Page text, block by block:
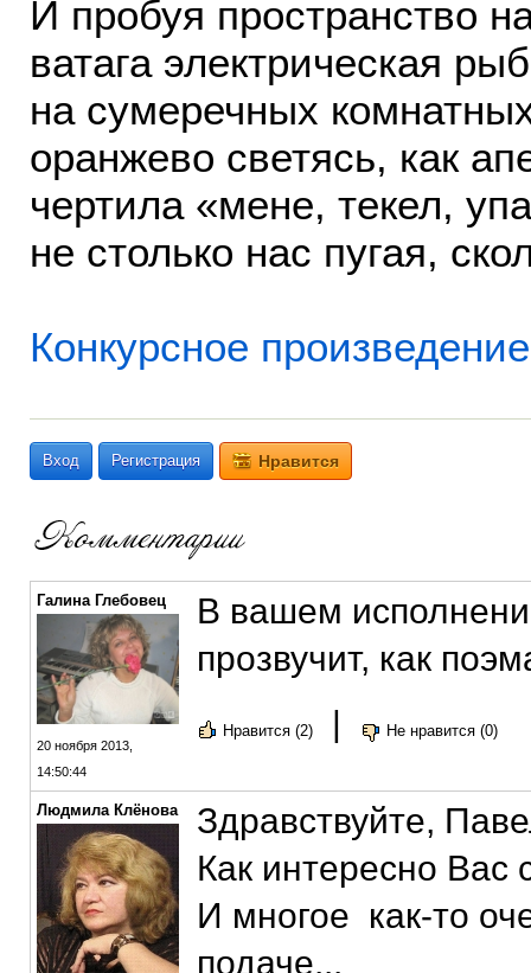
И пробуя пространство
ватага электрическая рыб
на сумеречных
оранжево светясь, как
чертила «мене, текел,
не столько нас пугая,
Конкурсное
Вход Регистрация Нравится
Галина Глебовец
20 ноября 2013,
14:50:44
В вашем
прозвучит, как
Нравится (2) | Не нравится (0)
Людмила Клёнова
Здравствуйте,
Как интересно Вас
И многое как-то
подаче...